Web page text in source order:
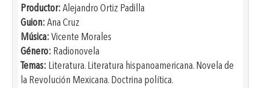
LOS DE ABAJO 13
LOS DE ABAJO 14
LOS DE ABAJO 15
LOS DE ABAJO 16
Productor: Alejandro Ortiz Padilla
Guion: Ana Cruz
Música: Vicente Morales
Género: Radionovela
Temas: Literatura. Literatura hispanoamericana. Novela de
la Revolución Mexicana. Doctrina política.